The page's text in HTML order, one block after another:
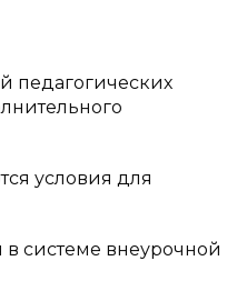
педагогических
условия для
системе внеурочной